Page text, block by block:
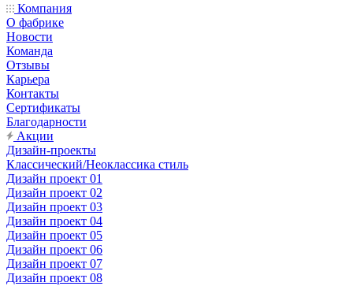
Компания
О фабрике
Новости
Команда
Отзывы
Карьера
Контакты
Сертификаты
Благодарности
Акции
Дизайн-проекты
Классический/Неоклассика стиль
Дизайн проект 01
Дизайн проект 02
Дизайн проект 03
Дизайн проект 04
Дизайн проект 05
Дизайн проект 06
Дизайн проект 07
Дизайн проект 08